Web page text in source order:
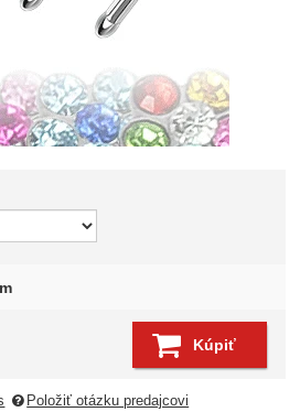
Kúpiť
Položiť otázku predajcovi